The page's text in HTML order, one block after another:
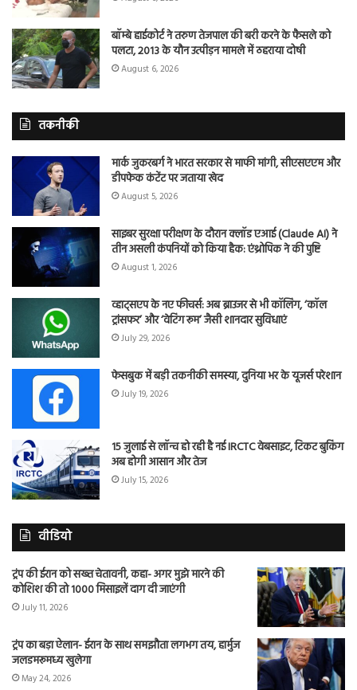
बॉम्बे हाईकोर्ट ने तरुण तेजपाल की बरी करने के फैसले को
पलटा, 2013 के यौन उत्पीड़न मामले में ठहराया दोषी
August 6, 2026
तकनीकी
मार्क जुकरबर्ग ने भारत सरकार से माफी मांगी, सीएसएएम और
डीपफेक कंटेंट पर जताया खेद
August 5, 2026
साइबर सुरक्षा परीक्षण के दौरान क्लॉड एआई (Claude AI) ने
तीन असली कंपनियों को किया हैक: एंथ्रोपिक ने की पुष्टि
August 1, 2026
व्हाट्सएप के नए फीचर्स: अब ब्राउजर से भी कॉलिंग, ‘कॉल
ट्रांसफर’ और ‘वेटिंग रूम’ जैसी शानदार सुविधाएं
July 29, 2026
फेसबुक में बड़ी तकनीकी समस्या, दुनिया भर के यूजर्स परेशान
July 19, 2026
15 जुलाई से लॉन्च हो रही है नई IRCTC वेबसाइट, टिकट बुकिंग
अब होगी आसान और तेज
July 15, 2026
वीडियो
ट्रंप की ईरान को सख्त चेतावनी, कहा- अगर मुझे मारने की
कोशिश की तो 1000 मिसाइलें दाग दी जाएंगी
July 11, 2026
ट्रंप का बड़ा ऐलान- ईरान के साथ समझौता लगभग तय, हार्मुज
जलडमरूमध्य खुलेगा
May 24, 2026